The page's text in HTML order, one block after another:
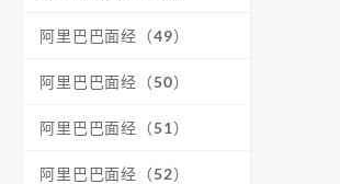
阿里巴巴面经（49）
阿里巴巴面经（50）
阿里巴巴面经（51）
阿里巴巴面经（52）